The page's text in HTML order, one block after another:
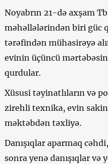
Noyabrın 21-də axşam
məhəllələrindən biri güc
tərəfindən mühasirəyə
evinin üçüncü
qurdular.
Xüsusi təyinatlıların və
zirehli texnika, evin
məktəbdən təxliyə.
Danışıqlar aparmaq
sonra yenə danışıqlar və